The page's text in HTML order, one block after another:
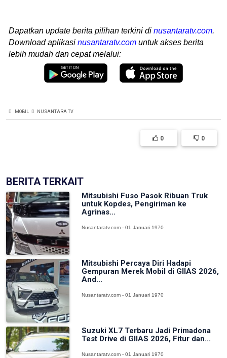
Dapatkan update berita pilihan terkini di nusantaratv.com.
Download aplikasi nusantaratv.com untuk akses berita
lebih mudah dan cepat melalui:
MOBIL NUSANTARA TV
0 0
BERITA TERKAIT
Mitsubishi Fuso Pasok Ribuan Truk
untuk Kopdes, Pengiriman ke
Agrinas...
Nusantaratv.com - 01 Januari 1970
Mitsubishi Percaya Diri Hadapi
Gempuran Merek Mobil di GIIAS 2026,
And...
Nusantaratv.com - 01 Januari 1970
Suzuki XL7 Terbaru Jadi Primadona
Test Drive di GIIAS 2026, Fitur dan...
Nusantaratv.com - 01 Januari 1970